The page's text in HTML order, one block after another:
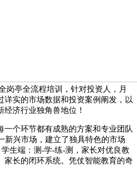
岗亭全流程培训，针对投资人，月
详实的市场数据和投资案例阐发，以
济行业独角兽地位！
个环节都有成熟的方案和专业团队
新兴市场，建立了独具特色的市场
生端：测-学-练-测，家长对优良教
家长的闭环系统。凭仗智能教育的奇